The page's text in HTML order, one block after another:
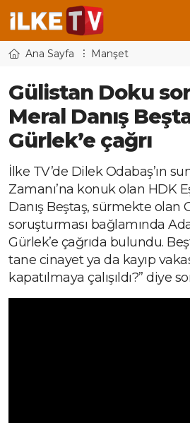
Ana Sayfa Manşet
Gülistan Doku
Meral Danış
Gürlek’e çağrı
İlke TV’de Dilek Odabaş’ın
Zamanı’na konuk olan HDK
Danış Beştaş, sürmekte olan
soruşturması bağlamında
Gürlek’e çağrıda bulundu.
tane cinayet ya da kayıp
kapatılmaya çalışıldı?” diye